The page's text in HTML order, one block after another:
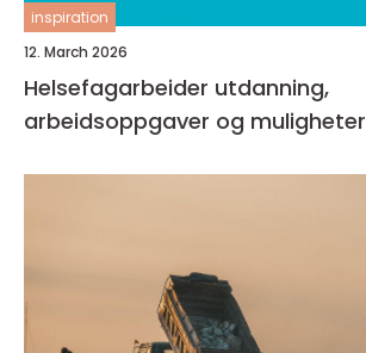
inspiration
12. March 2026
Helsefagarbeider utdanning,
arbeidsoppgaver og muligheter